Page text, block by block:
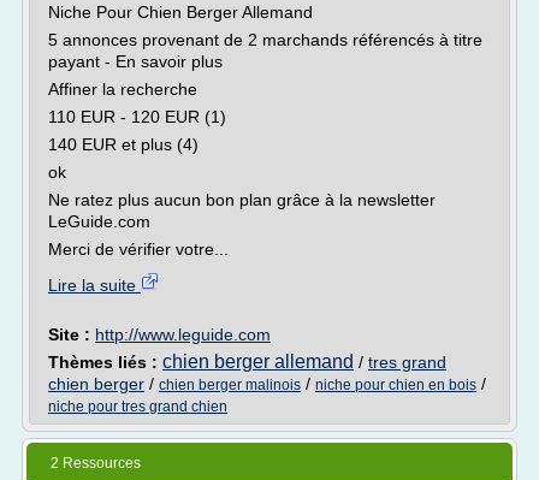
Niche Pour Chien Berger Allemand
5 annonces provenant de 2 marchands référencés à titre
payant - En savoir plus
Affiner la recherche
110 EUR - 120 EUR (1)
140 EUR et plus (4)
ok
Ne ratez plus aucun bon plan grâce à la newsletter
LeGuide.com
Merci de vérifier votre...
Lire la suite
Site : http://www.leguide.com
Thèmes liés : chien berger allemand / tres grand
chien berger / chien berger malinois / niche pour chien en bois /
niche pour tres grand chien
2 Ressources